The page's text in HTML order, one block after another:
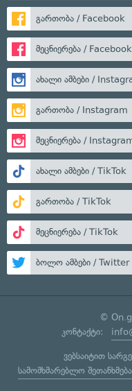
გართობა / Facebook
მეცნიერება / Facebook
ახალი ამბები /
გართობა / Instagram
მეცნიერება /
ახალი ამბები / TikTok
გართობა / TikTok
მეცნიერება / TikTok
ბოლო ამბები / Twitter
©
კონტაქტი:
ვებსაიტით
სამომხმარებლო